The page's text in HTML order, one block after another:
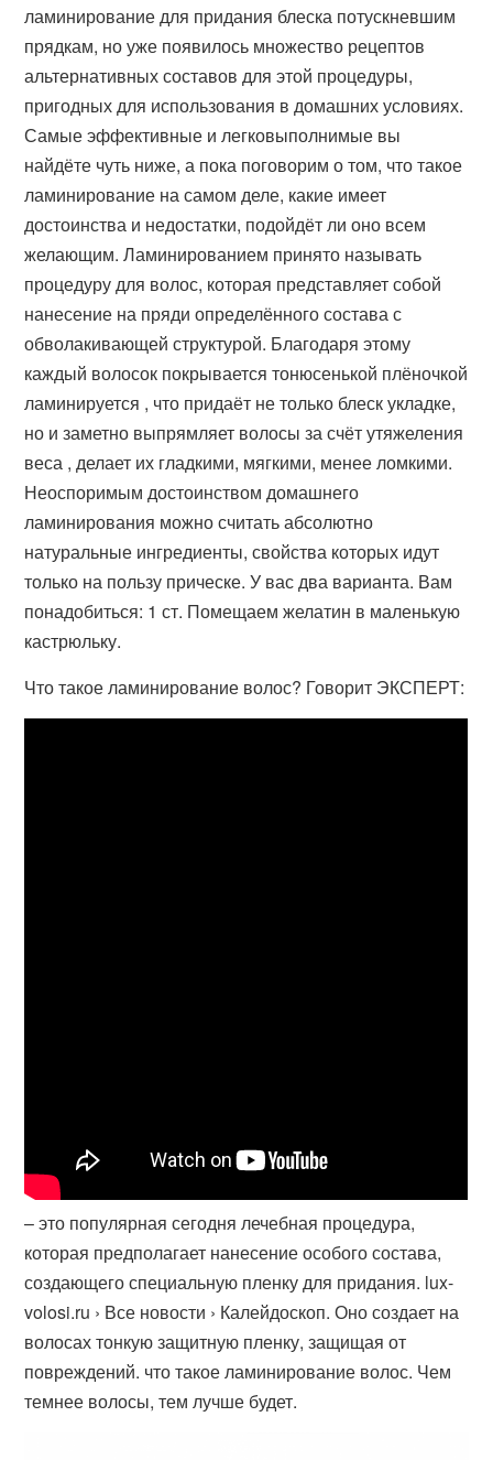
ламинирование для придания блеска потускневшим
прядкам, но уже появилось множество рецептов
альтернативных составов для этой процедуры,
пригодных для использования в домашних условиях.
Самые эффективные и легковыполнимые вы
найдёте чуть ниже, а пока поговорим о том, что такое
ламинирование на самом деле, какие имеет
достоинства и недостатки, подойдёт ли оно всем
желающим. Ламинированием принято называть
процедуру для волос, которая представляет собой
нанесение на пряди определённого состава с
обволакивающей структурой. Благодаря этому
каждый волосок покрывается тонюсенькой плёночкой
ламинируется , что придаёт не только блеск укладке,
но и заметно выпрямляет волосы за счёт утяжеления
веса , делает их гладкими, мягкими, менее ломкими.
Неоспоримым достоинством домашнего
ламинирования можно считать абсолютно
натуральные ингредиенты, свойства которых идут
только на пользу прическе. У вас два варианта. Вам
понадобиться: 1 ст. Помещаем желатин в маленькую
кастрюльку.
Что такое ламинирование волос? Говорит ЭКСПЕРТ:
– это популярная сегодня лечебная процедура,
которая предполагает нанесение особого состава,
создающего специальную пленку для придания. lux-
volosi.ru › Все новости › Калейдоскоп. Оно создает на
волосах тонкую защитную пленку, защищая от
повреждений. что такое ламинирование волос. Чем
темнее волосы, тем лучше будет.